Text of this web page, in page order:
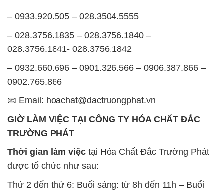
– 0933.920.505 – 028.3504.5555
– 028.3756.1835 – 028.3756.1840 –
028.3756.1841- 028.3756.1842
– 0932.660.696 – 0901.326.566 – 0906.387.866 –
0902.765.866
📧 Email: hoachat@dactruongphat.vn
GIỜ LÀM VIỆC TẠI CÔNG TY HÓA CHẤT ĐẮC
TRƯỜNG PHÁT
Thời gian làm việc tại Hóa Chất Đắc Trường Phát
được tổ chức như sau:
Thứ 2 đến thứ 6: Buổi sáng: từ 8h đến 11h – Buổi